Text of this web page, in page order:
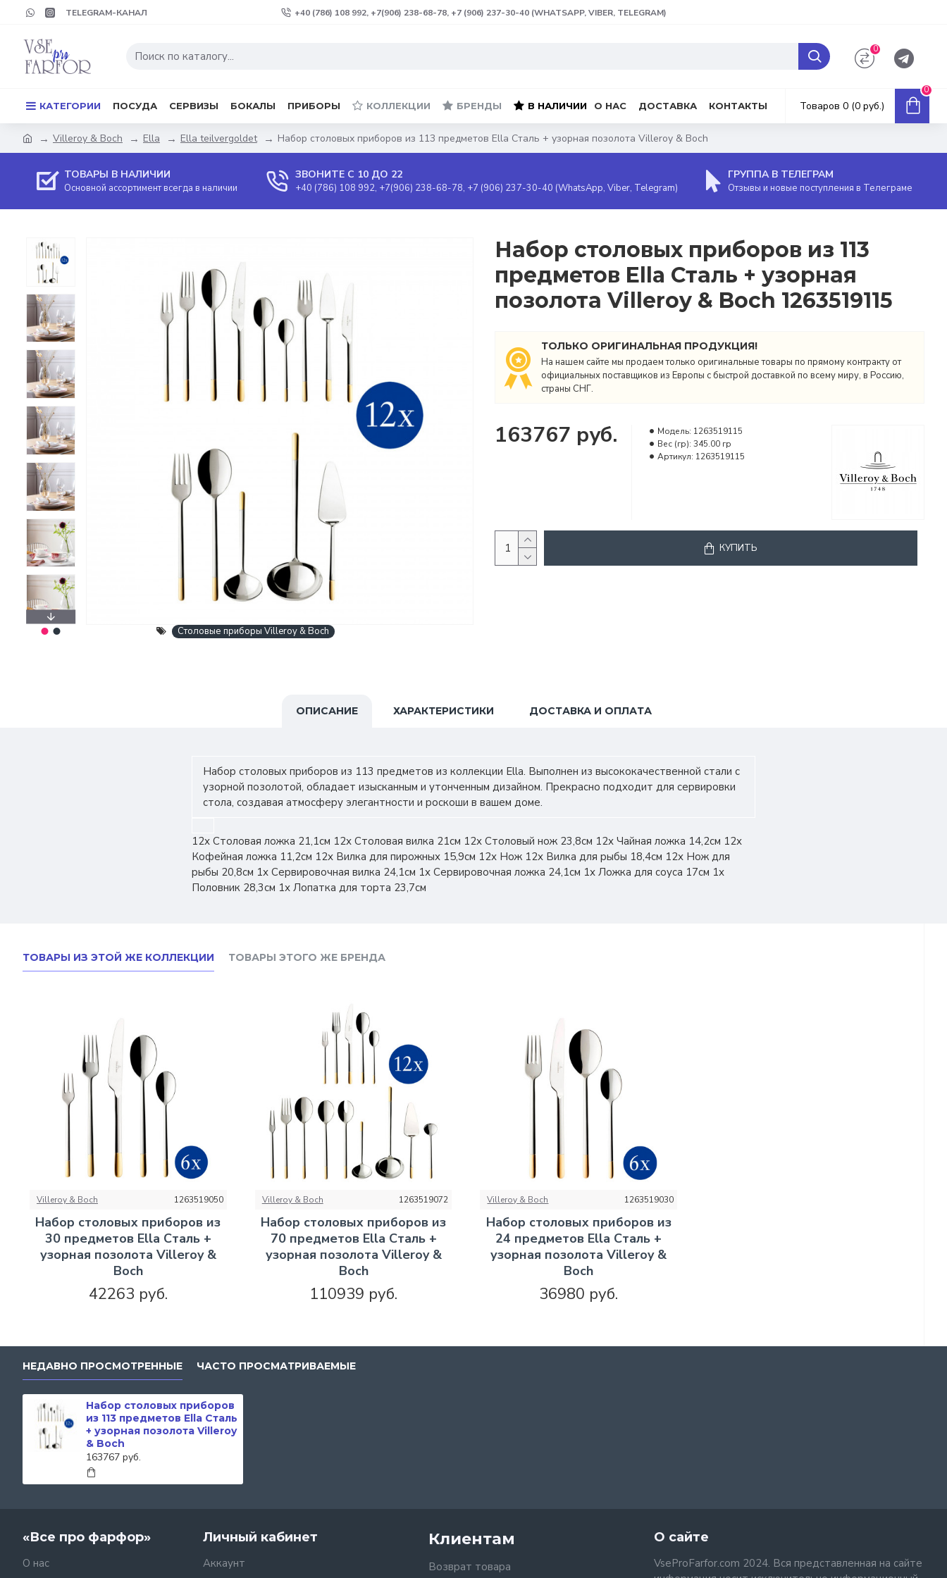
TELEGRAM-КАНАЛ +40 (786) 108 992, +7(906) 238-68-78, +7 (906) 237-30-40 (WHATSAPP, VIBER, TELEGRAM)
0
КАТЕГОРИИ ПОСУДА СЕРВИЗЫ БОКАЛЫ ПРИБОРЫ КОЛЛЕКЦИИ БРЕНДЫ В НАЛИЧИИ О НАС ДОСТАВКА КОНТАКТЫ Товаров 0 (0 руб.)
0
Villeroy & Boch Ella Ella teilvergoldet Набор столовых приборов из 113 предметов Ella Сталь + узорная позолота Villeroy & Boch
ТОВАРЫ В НАЛИЧИИ
Основной ассортимент всегда в наличии
ЗВОНИТЕ С 10 ДО 22
+40 (786) 108 992, +7(906) 238-68-78, +7 (906) 237-30-40 (WhatsApp, Viber, Telegram)
ГРУППА В ТЕЛЕГРАМ
Отзывы и новые поступления в Телеграме
Столовые приборы Villeroy & Boch
Набор столовых приборов из 113
предметов Ella Сталь + узорная
позолота Villeroy & Boch 1263519115
ТОЛЬКО ОРИГИНАЛЬНАЯ ПРОДУКЦИЯ!
На нашем сайте мы продаем только оригинальные товары по прямому контракту от
официальных поставщиков из Европы с быстрой доставкой по всему миру, в Россию,
страны СНГ.
163767 руб. Модель: 1263519115
Вес (гр): 345.00 гр
Артикул: 1263519115
КУПИТЬ
ОПИСАНИЕ ХАРАКТЕРИСТИКИ ДОСТАВКА И ОПЛАТА
Набор столовых приборов из 113 предметов из коллекции Ella. Выполнен из высококачественной стали с
узорной позолотой, обладает изысканным и утонченным дизайном. Прекрасно подходит для сервировки
стола, создавая атмосферу элегантности и роскоши в вашем доме.
12х Столовая ложка 21,1см 12х Столовая вилка 21см 12х Столовый нож 23,8см 12х Чайная ложка 14,2см 12х
Кофейная ложка 11,2см 12х Вилка для пирожных 15,9см 12х Нож 12х Вилка для рыбы 18,4см 12х Нож для
рыбы 20,8см 1х Сервировочная вилка 24,1см 1х Сервировочная ложка 24,1см 1х Ложка для соуса 17см 1х
Половник 28,3см 1х Лопатка для торта 23,7см
ТОВАРЫ ИЗ ЭТОЙ ЖЕ КОЛЛЕКЦИИ ТОВАРЫ ЭТОГО ЖЕ БРЕНДА
Villeroy & Boch 1263519050
Набор столовых приборов из
30 предметов Ella Сталь +
узорная позолота Villeroy &
Boch
42263 руб.
Villeroy & Boch 1263519072
Набор столовых приборов из
70 предметов Ella Сталь +
узорная позолота Villeroy &
Boch
110939 руб.
Villeroy & Boch 1263519030
Набор столовых приборов из
24 предметов Ella Сталь +
узорная позолота Villeroy &
Boch
36980 руб.
НЕДАВНО ПРОСМОТРЕННЫЕ ЧАСТО ПРОСМАТРИВАЕМЫЕ
Набор столовых приборов
из 113 предметов Ella Сталь
+ узорная позолота Villeroy
& Boch
163767 руб.
«Все про фарфор»
О нас
Личный кабинет
Аккаунт
Клиентам
Возврат товара
О сайте
VseProFarfor.com 2024. Вся представленная на сайте